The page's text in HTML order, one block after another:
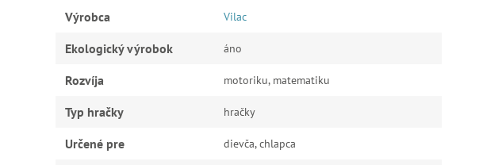
Výrobca Vilac
Ekologický výrobok áno
Rozvíja motoriku, matematiku
Typ hračky hračky
Určené pre dievča, chlapca